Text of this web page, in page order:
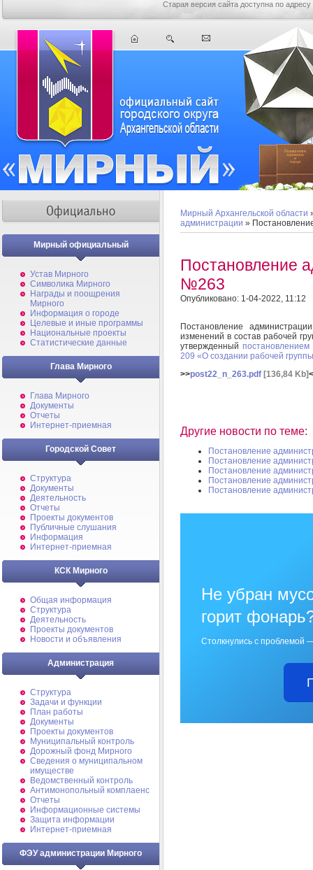
Старая версия сайта доступна по адресу
Мирный официальный
Устав Мирного
Символика Мирного
Награды и поощрения
Мирного
Информация о городе
Целевые и иные программы
Национальные проекты
Статистические данные
Глава Мирного
Глава Мирного
Документы
Отчеты
Интернет-приемная
Городской Совет
Структура
Документы
Деятельность
Отчеты
Проекты документов
Публичные слушания
Информация
Интернет-приемная
КСК Мирного
Общая информация
Структура
Деятельность
Проекты документов
Новости и объявления
Администрация
Структура
Задачи и функции
План работы
Документы
Проекты документов
Муниципальный контроль
Дорожный фонд Мирного
Cведения о муниципальном
имуществе
Ведомственный контроль
Антимонопольный комплаенс
Отчеты
Информационные системы
Защита информации
Интернет-приемная
ФЭУ администрации Мирного
Мирный Архангельской области
администрации »
Постановление
№263
Опубликовано: 1-04-2022, 11:12
Постановление
изменений в состав рабочей
утвержденный
209 «О создании рабочей
>>post22_n_263.pdf [136,84 Kb]
Другие новости по теме:
Постановление
Постановление
Постановление
Постановление
Постановление
Не убран
горит
Столкнулись с проблемой